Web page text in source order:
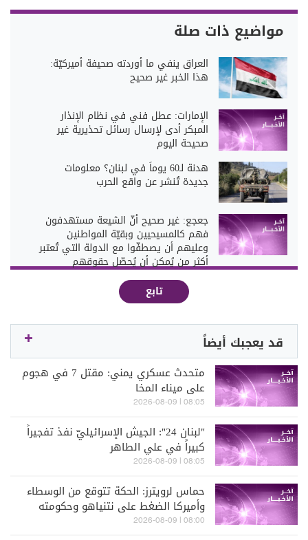
مواضيع ذات صلة
العراق ينفي ما أوردته صحيفة أميركيّة:
هذا الخبر غير صحيح
الإمارات: عطل فني في نظام الإنذار
المبكر أدى لإرسال رسائل تحذيرية غير
صحيحة اليوم
هدنة لـ60 يوماً في لبنان؟ معلومات
جديدة تُنشر عن واقع الحرب
جعجع: غير صحيح أنّ الشيعة مستهدفون
فهم كالمسيحيين وبقيّة المواطنين
وعليهم أن يصطفّوا مع الدولة التي تُعتبر
أكثر من يُمكن أن يُحصّل حقوقهم
تابع
قد يعجبك أيضاً
متحدث عسكري يمني: مقتل 7 في هجوم
على ميناء المخا
08:05 | 2026-08-09
"لبنان 24": الجيش الإسرائيليّ نفذ تفجيراً
كبيراً في علي الطاهر
08:05 | 2026-08-09
حماس لرويترز: الحكة تتوقع من الوسطاء
وأميركا الضغط على نتنياهو وحكومته
للالتزام بخارطة الطريق
08:00 | 2026-08-09